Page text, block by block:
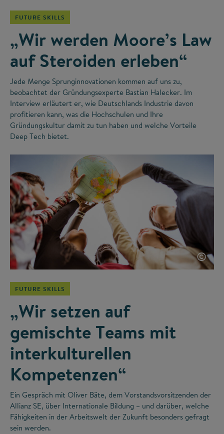
FUTURE SKILLS
„Wir werden Moore’s Law
auf Steroiden erleben“
Jede Menge Sprunginnovationen kommen auf uns zu,
beobachtet der Gründungsexperte Bastian Halecker. Im
Interview erläutert er, wie Deutschlands Industrie davon
profitieren kann, was die Hochschulen und Ihre
Gründungskultur damit zu tun haben und welche Vorteile
Deep Tech bietet.
©
FUTURE SKILLS
„Wir setzen auf
gemischte Teams mit
interkulturellen
Kompetenzen“
Ein Gespräch mit Oliver Bäte, dem Vorstandsvorsitzenden der
Allianz SE, über Internationale Bildung – und darüber, welche
Fähigkeiten in der Arbeitswelt der Zukunft besonders gefragt
sein werden.